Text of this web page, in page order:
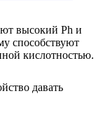
высокий Ph и
способствуют
кислотностью.
давать